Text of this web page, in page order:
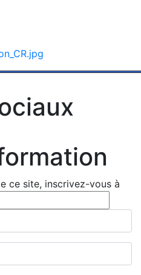
ce site, inscrivez-vous à